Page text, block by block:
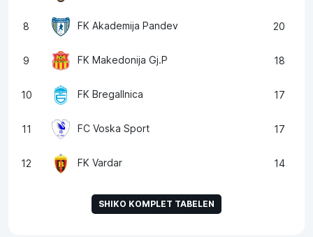
8 FK Akademija Pandev 20
9 FK Makedonija Gj.P 18
10 FK Bregallnica 17
11 FC Voska Sport 17
12 FK Vardar 14
SHIKO KOMPLET TABELEN